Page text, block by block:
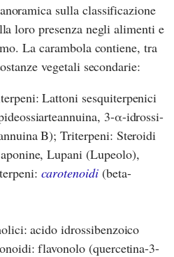
sulla classificazione
loro presenza negli alimenti e
La carambola contiene, tra
vegetali secondarie:
Lattoni sesquiterpenici
3-α-idrossi-
B); Triterpeni: Steroidi
Lupani (Lupeolo),
carotenoidi(beta-
acido idrossibenzoico
flavonolo (quercetina-3-